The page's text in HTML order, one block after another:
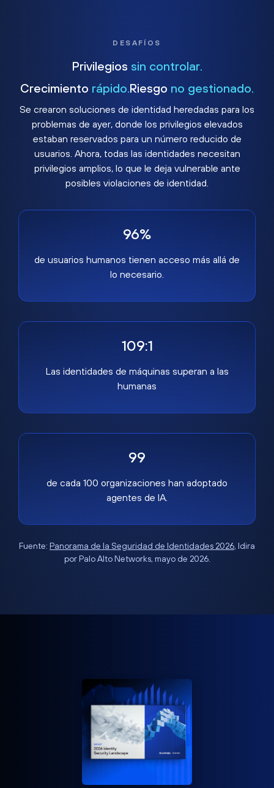
DESAFÍOS
Privilegios sin controlar.
Crecimiento rápido. Riesgo no gestionado.
Se crearon soluciones de identidad heredadas para los
problemas de ayer, donde los privilegios elevados
estaban reservados para un número reducido de
usuarios. Ahora, todas las identidades necesitan
privilegios amplios, lo que le deja vulnerable ante
posibles violaciones de identidad.
96%
de usuarios humanos tienen acceso más allá de
lo necesario.
109:1
Las identidades de máquinas superan a las
humanas
99
de cada 100 organizaciones han adoptado
agentes de IA.
Fuente: Panorama de la Seguridad de Identidades 2026, Idira
por Palo Alto Networks, mayo de 2026.